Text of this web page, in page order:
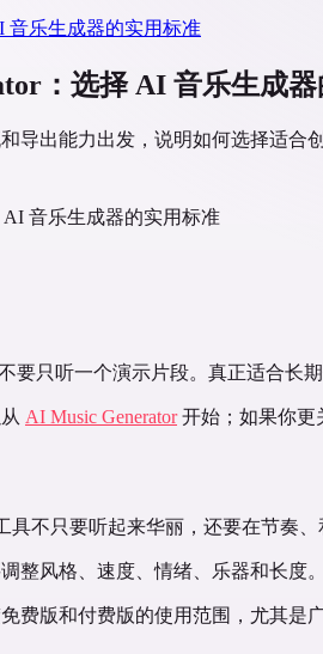
音乐生成器的实用标准
：选择 AI 音乐生成
导出能力出发，说明如何选择适合
不要只听一个演示片段。真正适合
AI Music Generator开始；如果你更
不只要听起来华丽，还要在节奏、
整风格、速度、情绪、乐器和长度
费版和付费版的使用范围，尤其是